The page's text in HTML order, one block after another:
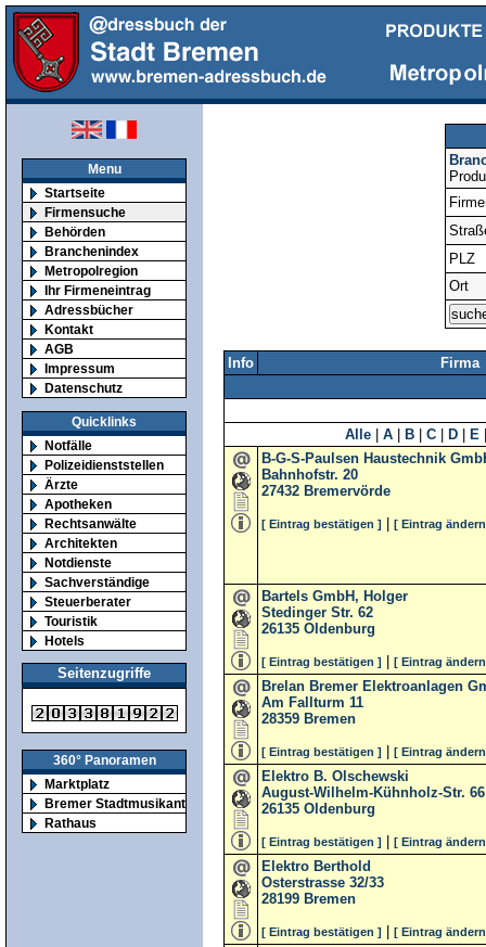
Menu
Startseite
Firmensuche
Behörden
Branchenindex
Metropolregion
Ihr Firmeneintrag
Adressbücher
Kontakt
AGB
Impressum
Datenschutz
Quicklinks
Notfälle
Polizeidienststellen
Ärzte
Apotheken
Rechtsanwälte
Architekten
Notdienste
Sachverständige
Steuerberater
Touristik
Hotels
Seitenzugriffe
360° Panoramen
Marktplatz
Bremer Stadtmusikanten
Rathaus
PLZ
Ort
Info Firma
Alle A B C D E
B-G-S-Paulsen Haustechnik
Bahnhofstr. 20
27432 Bremervörde
[ Eintrag bestätigen ] [ Eintrag
Bartels GmbH, Holger
Stedinger Str. 62
26135 Oldenburg
[ Eintrag bestätigen ] [ Eintrag
Brelan Bremer Elektroanlagen
Am Fallturm 11
28359 Bremen
[ Eintrag bestätigen ] [ Eintrag
Elektro B. Olschewski
August-Wilhelm-Kühnholz-Str. 66
26135 Oldenburg
[ Eintrag bestätigen ] [ Eintrag
Elektro Berthold
Osterstrasse 32/33
28199 Bremen
[ Eintrag bestätigen ] [ Eintrag